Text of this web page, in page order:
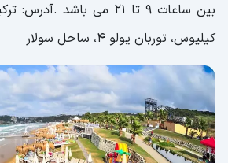
بین ساعات ۹ تا ۲۱ می باشد
کیلیوس، توربان یولو ۴، ساحل سولار